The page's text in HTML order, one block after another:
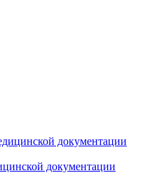
документации